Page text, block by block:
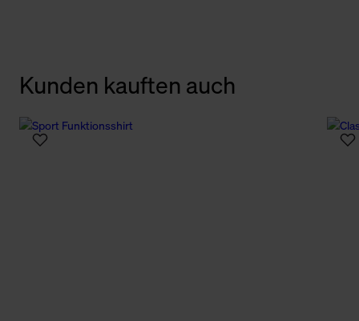
Kunden kauften auch